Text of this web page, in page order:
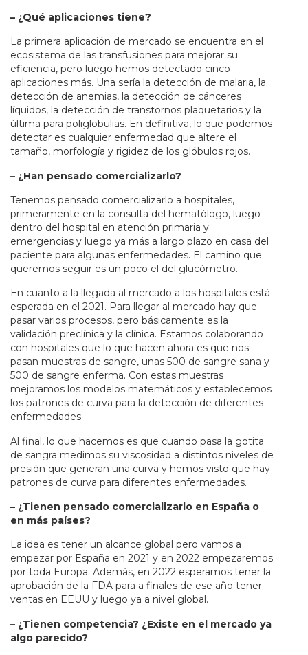
– ¿Qué aplicaciones tiene?
La primera aplicación de mercado se encuentra en el
ecosistema de las transfusiones para mejorar su
eficiencia, pero luego hemos detectado cinco
aplicaciones más. Una sería la detección de malaria, la
detección de anemias, la detección de cánceres
líquidos, la detección de transtornos plaquetarios y la
última para poliglobulias. En definitiva, lo que podemos
detectar es cualquier enfermedad que altere el
tamaño, morfología y rigidez de los glóbulos rojos.
– ¿Han pensado comercializarlo?
Tenemos pensado comercializarlo a hospitales,
primeramente en la consulta del hematólogo, luego
dentro del hospital en atención primaria y
emergencias y luego ya más a largo plazo en casa del
paciente para algunas enfermedades. El camino que
queremos seguir es un poco el del glucómetro.
En cuanto a la llegada al mercado a los hospitales está
esperada en el 2021. Para llegar al mercado hay que
pasar varios procesos, pero básicamente es la
validación preclínica y la clínica. Estamos colaborando
con hospitales que lo que hacen ahora es que nos
pasan muestras de sangre, unas 500 de sangre sana y
500 de sangre enferma. Con estas muestras
mejoramos los modelos matemáticos y establecemos
los patrones de curva para la detección de diferentes
enfermedades.
Al final, lo que hacemos es que cuando pasa la gotita
de sangra medimos su viscosidad a distintos niveles de
presión que generan una curva y hemos visto que hay
patrones de curva para diferentes enfermedades.
– ¿Tienen pensado comercializarlo en España o
en más países?
La idea es tener un alcance global pero vamos a
empezar por España en 2021 y en 2022 empezaremos
por toda Europa. Además, en 2022 esperamos tener la
aprobación de la FDA para a finales de ese año tener
ventas en EEUU y luego ya a nivel global.
– ¿Tienen competencia? ¿Existe en el mercado ya
algo parecido?